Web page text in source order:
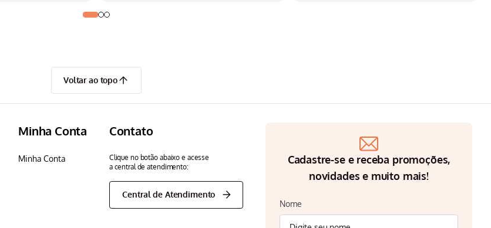
Voltar ao topo
Minha Conta
Minha Conta
Contato
Clique no botão abaixo e acesse
a central de atendimento:
Central de Atendimento
Cadastre-se e receba promoções,
novidades e muito mais!
Nome